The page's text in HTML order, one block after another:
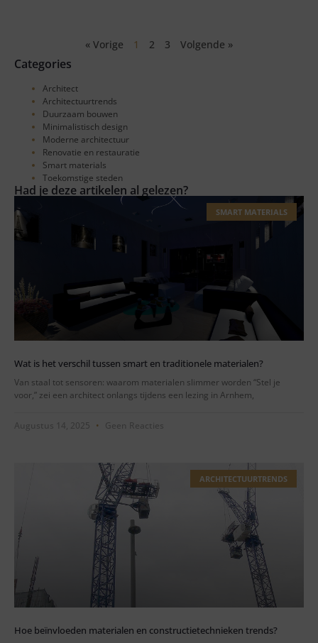
« Vorige 1 2 3 Volgende »
Categories
Architect
Architectuurtrends
Duurzaam bouwen
Minimalistisch design
Moderne architectuur
Renovatie en restauratie
Smart materials
Toekomstige steden
Had je deze artikelen al gelezen?
SMART MATERIALS
Wat is het verschil tussen smart en traditionele materialen?
Van staal tot sensoren: waarom materialen slimmer worden “Stel je
voor,” zei een architect onlangs tijdens een lezing in Arnhem,
Augustus 14, 2025 Geen Reacties
ARCHITECTUURTRENDS
Hoe beïnvloeden materialen en constructietechnieken trends?